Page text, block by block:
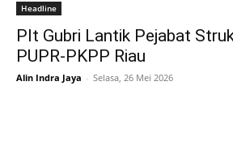
Headline
Plt Gubri Lantik Pejabat
PUPR-PKPP Riau
Alin Indra Jaya - Selasa, 26 Mei 2026